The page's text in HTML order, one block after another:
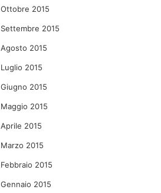
Ottobre 2015
Settembre 2015
Agosto 2015
Luglio 2015
Giugno 2015
Maggio 2015
Aprile 2015
Marzo 2015
Febbraio 2015
Gennaio 2015